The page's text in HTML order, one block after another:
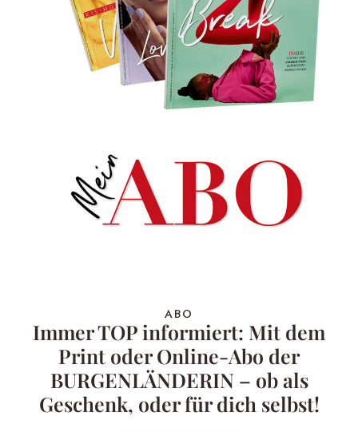
ABO
Immer TOP informiert: Mit dem
Print oder Online-Abo der
BURGENLÄNDERIN – ob als
Geschenk, oder für dich selbst!